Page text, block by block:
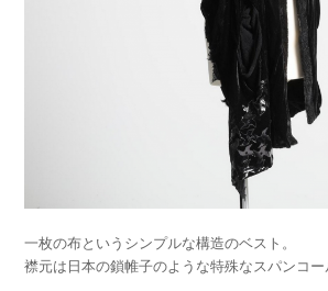
一枚の布というシンプルな構造のベスト。
襟元は日本の鎖帷子のような特殊なスパンコー